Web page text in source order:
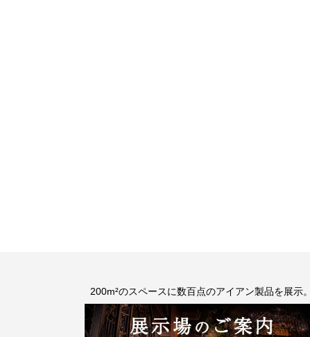
200m²のスペースに数百点のアイアン製品を展示。